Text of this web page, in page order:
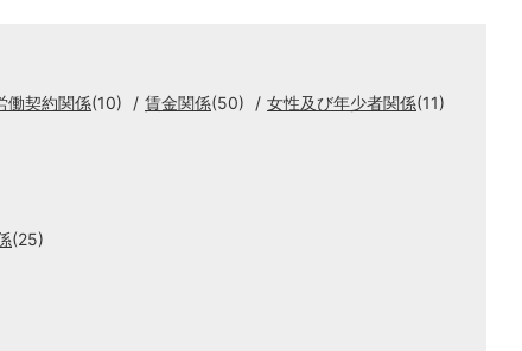
働契約関係(10) 賃金関係(50) 女性及び年少者関係(11)
(25)